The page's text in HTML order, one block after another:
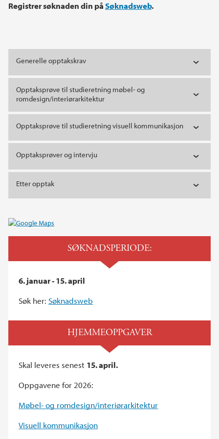
Registrer søknaden din påSøknadsweb.
Generelle opptakskrav
Opptaksprøve til studieretning møbel- og
romdesign/interiørarkitektur
Opptaksprøve til studieretning visuell kommunikasjon
Opptaksprøver og intervju
Etter opptak
SØKNADSPERIODE:
6. januar - 15. april
Søk her: Søknadsweb
HJEMMEOPPGAVER
Skal leveres senest 15. april.
Oppgavene for 2026:
Møbel- og romdesign/interiørarkitektur
Visuell kommunikasjon